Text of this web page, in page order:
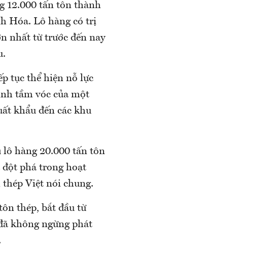
12.000 tấn tôn thành
Hóa. Lô hàng có trị
nhất từ trước đến nay
tục thể hiện nỗ lực
tầm vóc của một
khẩu đến các khu
lô hàng 20.000 tấn tôn
phá trong hoạt
thép Việt nói chung.
thép, bắt đầu từ
không ngừng phát